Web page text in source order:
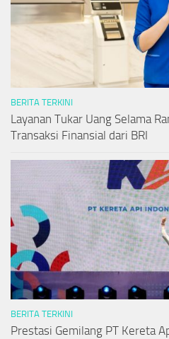
BERITA TERKINI
Layanan Tukar Uang Selama
Transaksi Finansial dari BRI
BERITA TERKINI
Prestasi Gemilang PT Kereta